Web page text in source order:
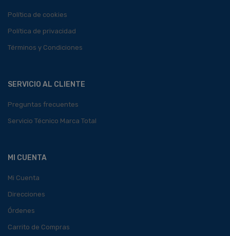
Política de cookies
Política de privacidad
Términos y Condiciones
SERVICIO AL CLIENTE
Preguntas frecuentes
Servicio Técnico Marca Total
MI CUENTA
Mi Cuenta
Direcciones
Órdenes
Carrito de Compras